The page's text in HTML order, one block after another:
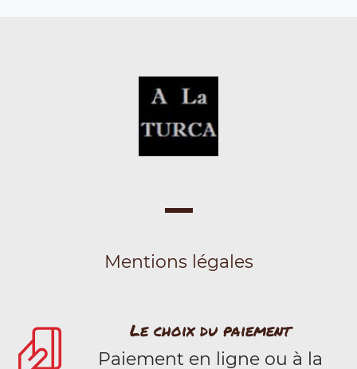
Mentions légales
Le choix du paiement
Paiement en ligne ou à la